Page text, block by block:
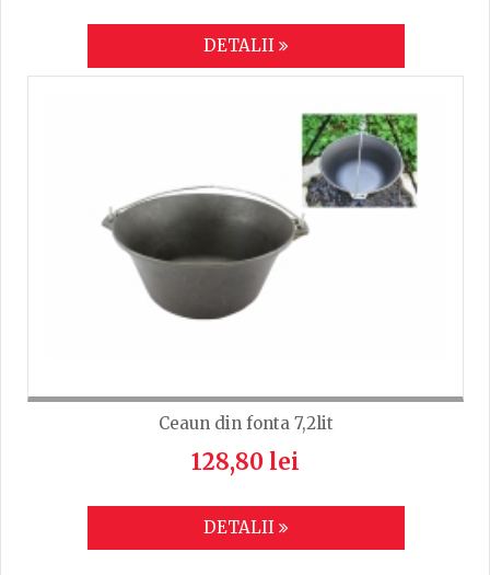
DETALII
Ceaun din fonta 7,2lit
128,80 lei
DETALII